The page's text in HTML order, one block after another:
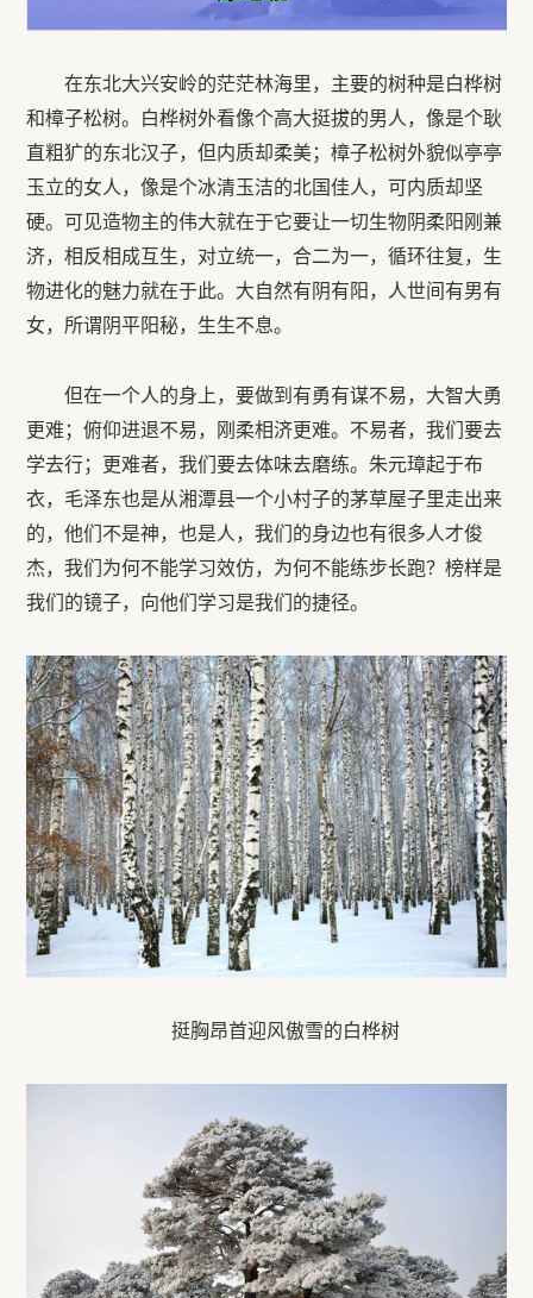
在东北大兴安岭的茫茫林海里，主要的树种是白桦树
和樟子松树。白桦树外看像个高大挺拔的男人，像是个耿
直粗犷的东北汉子，但内质却柔美；樟子松树外貌似亭亭
玉立的女人，像是个冰清玉洁的北国佳人，可内质却坚
硬。可见造物主的伟大就在于它要让一切生物阴柔阳刚兼
济，相反相成互生，对立统一，合二为一，循环往复，生
物进化的魅力就在于此。大自然有阴有阳，人世间有男有
女，所谓阴平阳秘，生生不息。
但在一个人的身上，要做到有勇有谋不易，大智大勇
更难；俯仰进退不易，刚柔相济更难。不易者，我们要去
学去行；更难者，我们要去体味去磨练。朱元璋起于布
衣，毛泽东也是从湘潭县一个小村子的茅草屋子里走出来
的，他们不是神，也是人，我们的身边也有很多人才俊
杰，我们为何不能学习效仿，为何不能练步长跑？榜样是
我们的镜子，向他们学习是我们的捷径。
挺胸昂首迎风傲雪的白桦树